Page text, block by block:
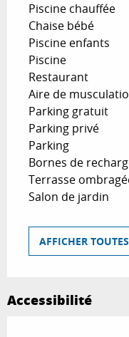
Piscine chauffée
Chaise bébé
Piscine enfants
Piscine
Restaurant
Aire de
Parking gratuit
Parking privé
Parking
Bornes de
Terrasse
Salon de jardin
AFFICHER
Accessibilité